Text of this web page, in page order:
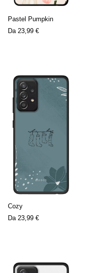
Pastel Pumpkin
Da 23,99 €
Cozy
Da 23,99 €